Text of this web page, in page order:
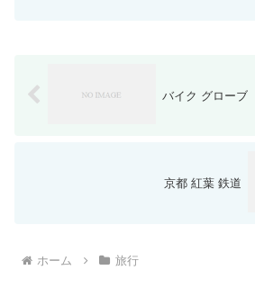
バイク グローブ
京都 紅葉 鉄道
ホーム 旅行